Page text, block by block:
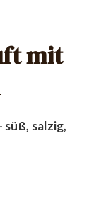
mit
salzig,